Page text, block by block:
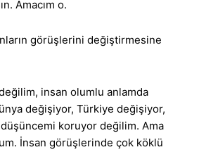
Amacım o.
görüşlerini değiştirmesine
insan olumlu anlamda
değişiyor, Türkiye değişiyor,
koruyor değilim. Ama
İnsan görüşlerinde çok köklü